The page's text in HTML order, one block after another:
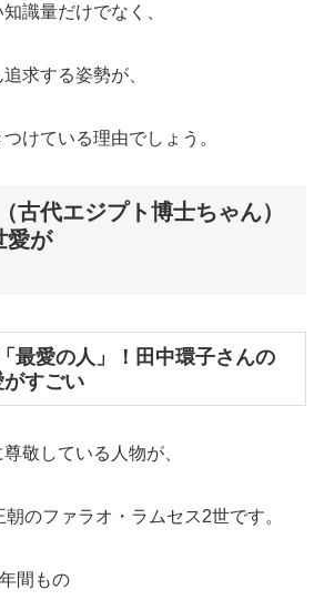
識量だけでなく、
求する姿勢が、
けている理由でしょう。
古代エジプト博士ちゃん）
愛が
最愛の人」！田中環子さんの
すごい
敬している人物が、
のファラオ・ラムセス2世です。
間もの